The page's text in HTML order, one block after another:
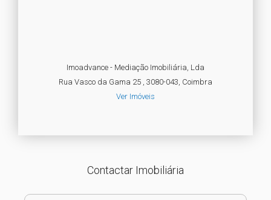
Imoadvance - Mediação Imobiliária, Lda
Rua Vasco da Gama 25 , 3080-043, Coimbra
Ver Imóveis
Contactar Imobiliária